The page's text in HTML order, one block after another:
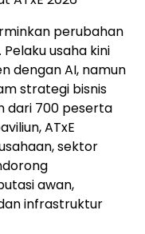
perubahan
usaha kini
dengan AI, namun
strategi bisnis
dari 700 peserta
ATxE
sektor
awan,
infrastruktur